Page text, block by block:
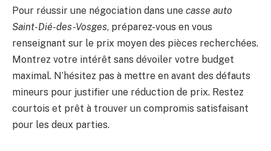
Pour réussir une négociation dans une casse auto
Saint-Dié-des-Vosges, préparez-vous en vous
renseignant sur le prix moyen des pièces recherchées.
Montrez votre intérêt sans dévoiler votre budget
maximal. N’hésitez pas à mettre en avant des défauts
mineurs pour justifier une réduction de prix. Restez
courtois et prêt à trouver un compromis satisfaisant
pour les deux parties.